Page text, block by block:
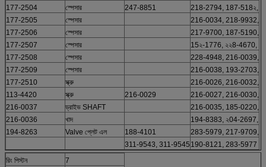
177-2504
স্পেসার 247-8851
218-2794, 187-518২,
177-2505
স্পেসার
216-0034, 218-9932,
177-2506
স্পেসার
217-9700, 187-5190,
177-2507
স্পেসার
15২-1776, ২২8-4670,
177-2508
স্পেসার
228-4948, 216-0039,
177-2509
স্পেসার
216-0038, 193-2703,
177-2510
স্ক্রু
216-0026, 216-0032,
113-4420
স্ক্রু 216-0029
216-0027, 216-0030,
216-0037
ড্রাইভ SHAFT
216-0035, 185-0220,
216-0036
খাদ
194-8383, ২04-2697,
194-8263
Valve প্লেট এল 188-4101
283-5979, 217-9709,
311-9543, 311-9545 190-8121, 283-5977
রিং পিস্টন
7